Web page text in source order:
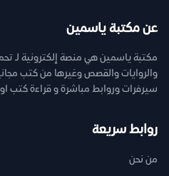
عن مكتبة ياسمين
مكتبة ياسمين هي منصة إلكترونية لـ
سيرفرات وروابط مباشرة و قراءة كتب
روابط سريعة
من نحن